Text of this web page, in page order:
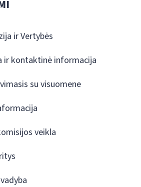
ir Vertybės
ir kontaktinė informacija
su visuomene
veikla